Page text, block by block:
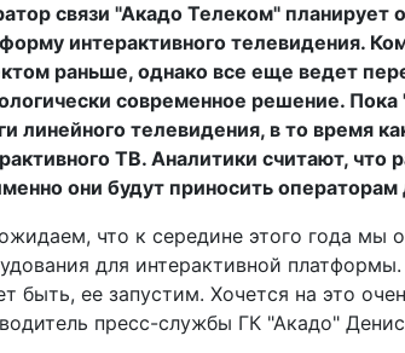
связи "Акадо Телеком" планирует
интерактивного телевидения.
раньше, однако все еще ведет
современное решение.
линейного телевидения, в то время
ТВ. Аналитики считают,
они будут приносить
что к середине этого года мы
для интерактивной
быть, ее запустим. Хочется на это
пресс-службы ГК "Акадо"